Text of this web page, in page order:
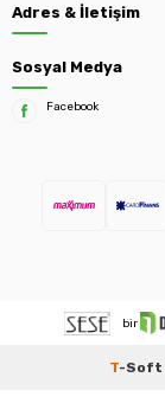
Adres & İletişim
Sosyal Medya
Facebook
bir
T-Soft